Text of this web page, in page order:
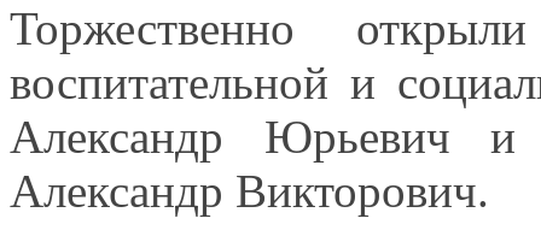
Торжественно
воспитательной и
Александр Юрьевичи
Александр Викторович.